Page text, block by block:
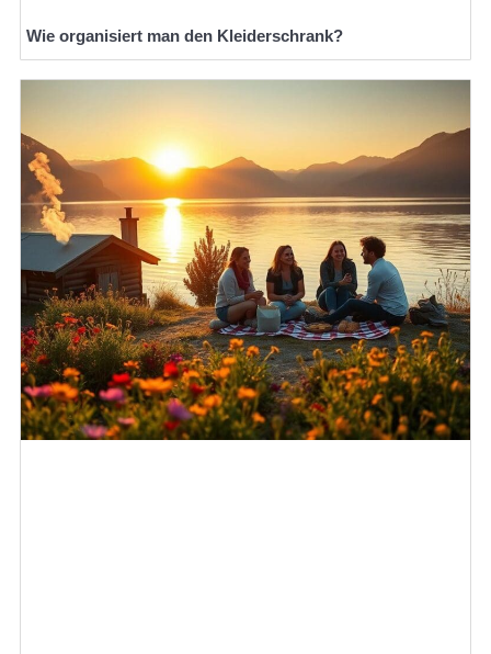
Wie organisiert man den Kleiderschrank?